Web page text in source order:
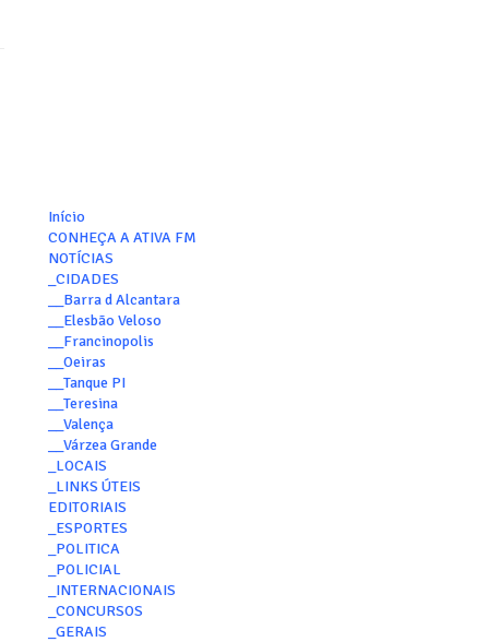
Início
CONHEÇA A ATIVA FM
NOTÍCIAS
_CIDADES
__Barra d Alcantara
__Elesbão Veloso
__Francinopolis
__Oeiras
__Tanque PI
__Teresina
__Valença
__Várzea Grande
_LOCAIS
_LINKS ÚTEIS
EDITORIAIS
_ESPORTES
_POLITICA
_POLICIAL
_INTERNACIONAIS
_CONCURSOS
_GERAIS